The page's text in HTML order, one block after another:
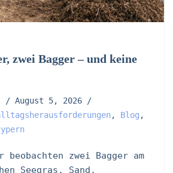
zwei Bagger – und keine
August 5, 2026
, Blog ,
zwei Bagger am
Seegras, Sand,